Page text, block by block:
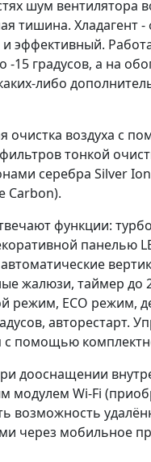
шум вентилятора
тишина. Хладагент -
эффективный.
-15 градусов, а на
либо
очистка воздуха с
тонкой
серебра Silver
Carbon).
функции:
панелью
жалюзи, таймер до
режим, ECO режим,
авторестарт.
с помощью
дооснащении
модулем Wi-Fi
возможность
через мобильное